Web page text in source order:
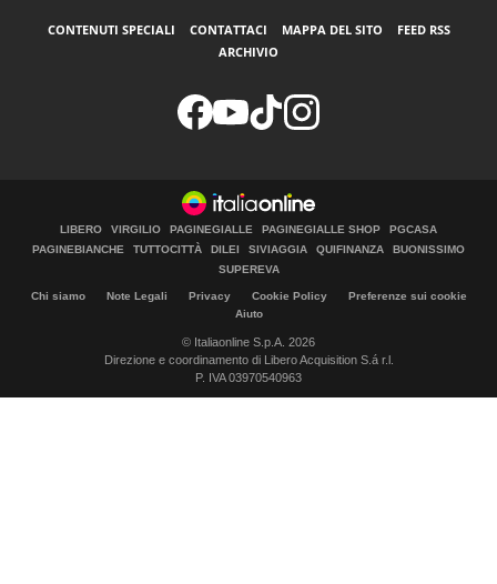
CONTENUTI SPECIALI CONTATTACI MAPPA DEL SITO
FEED RSS
ARCHIVIO
LIBERO VIRGILIO PAGINEGIALLE PAGINEGIALLE SHOP
PGCASA
PAGINEBIANCHE
TUTTOCITTÀ DILEI SIVIAGGIA QUIFINANZA
BUONISSIMO
SUPEREVA
Chi siamo Note Legali Privacy Cookie Policy
Preferenze sui cookie
Aiuto
© Italiaonline S.p.A. 2026
Direzione e coordinamento di Libero Acquisition S.á r.l.
P. IVA 03970540963